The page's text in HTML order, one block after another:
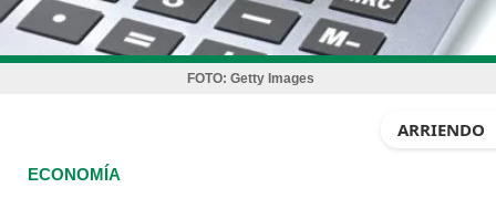
FOTO: Getty Images
ARRIENDO
ECONOMÍA